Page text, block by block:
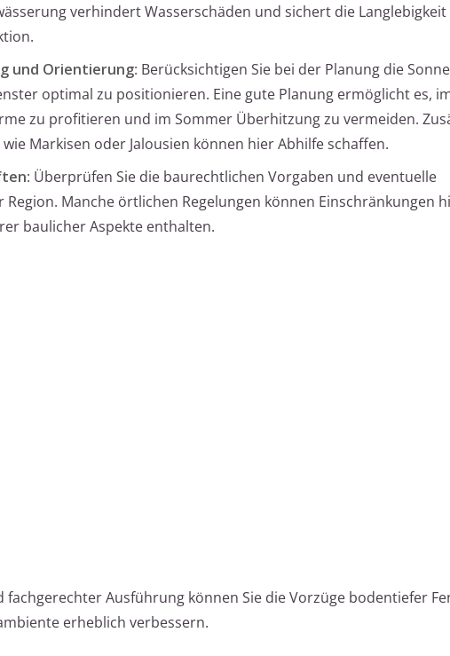
verhindert Wasserschäden und sichert die
und Orientierung: Berücksichtigen Sie bei der Planung die
optimal zu positionieren. Eine gute Planung ermöglicht es,
zu profitieren und im Sommer Überhitzung zu vermeiden.
Markisen oder Jalousien können hier Abhilfe schaffen.
: Überprüfen Sie die baurechtlichen Vorgaben und eventuelle
Region. Manche örtlichen Regelungen können Einschränkungen
baulicher Aspekte enthalten.
Ausführung können Sie die Vorzüge bodentiefer
erheblich verbessern.